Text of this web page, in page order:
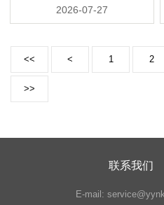
日常生活。无论是办业务还是
登录账号，仿佛只要“...
2026-07-27
<< < 1 2
>>
联系我们
E-mail: